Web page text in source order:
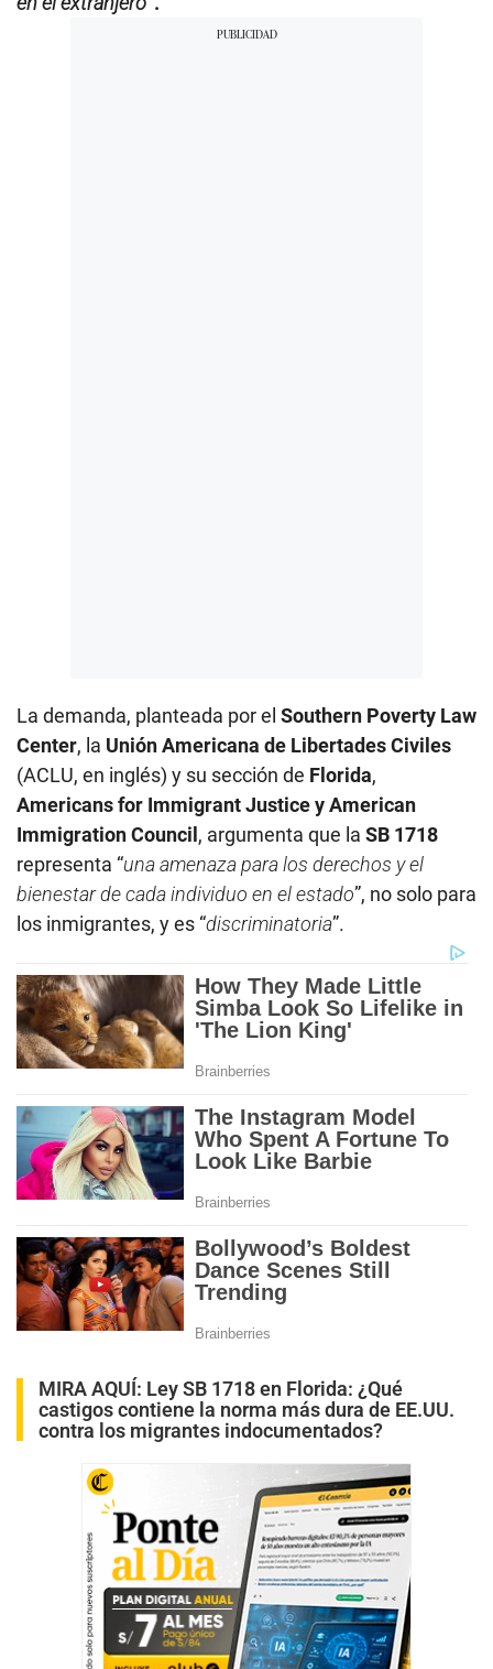
La demanda, planteada por el Southern Poverty Law
Center, la Unión Americana de Libertades Civiles
(ACLU, en inglés) y su sección de Florida,
Americans for Immigrant Justice y American
Immigration Council, argumenta que la SB 1718
representa “una amenaza para los derechos y el
bienestar de cada individuo en el estado”, no solo para
los inmigrantes, y es “discriminatoria”.
MIRA AQUÍ: Ley SB 1718 en Florida: ¿Qué
castigos contiene la norma más dura de EE.UU.
contra los migrantes indocumentados?